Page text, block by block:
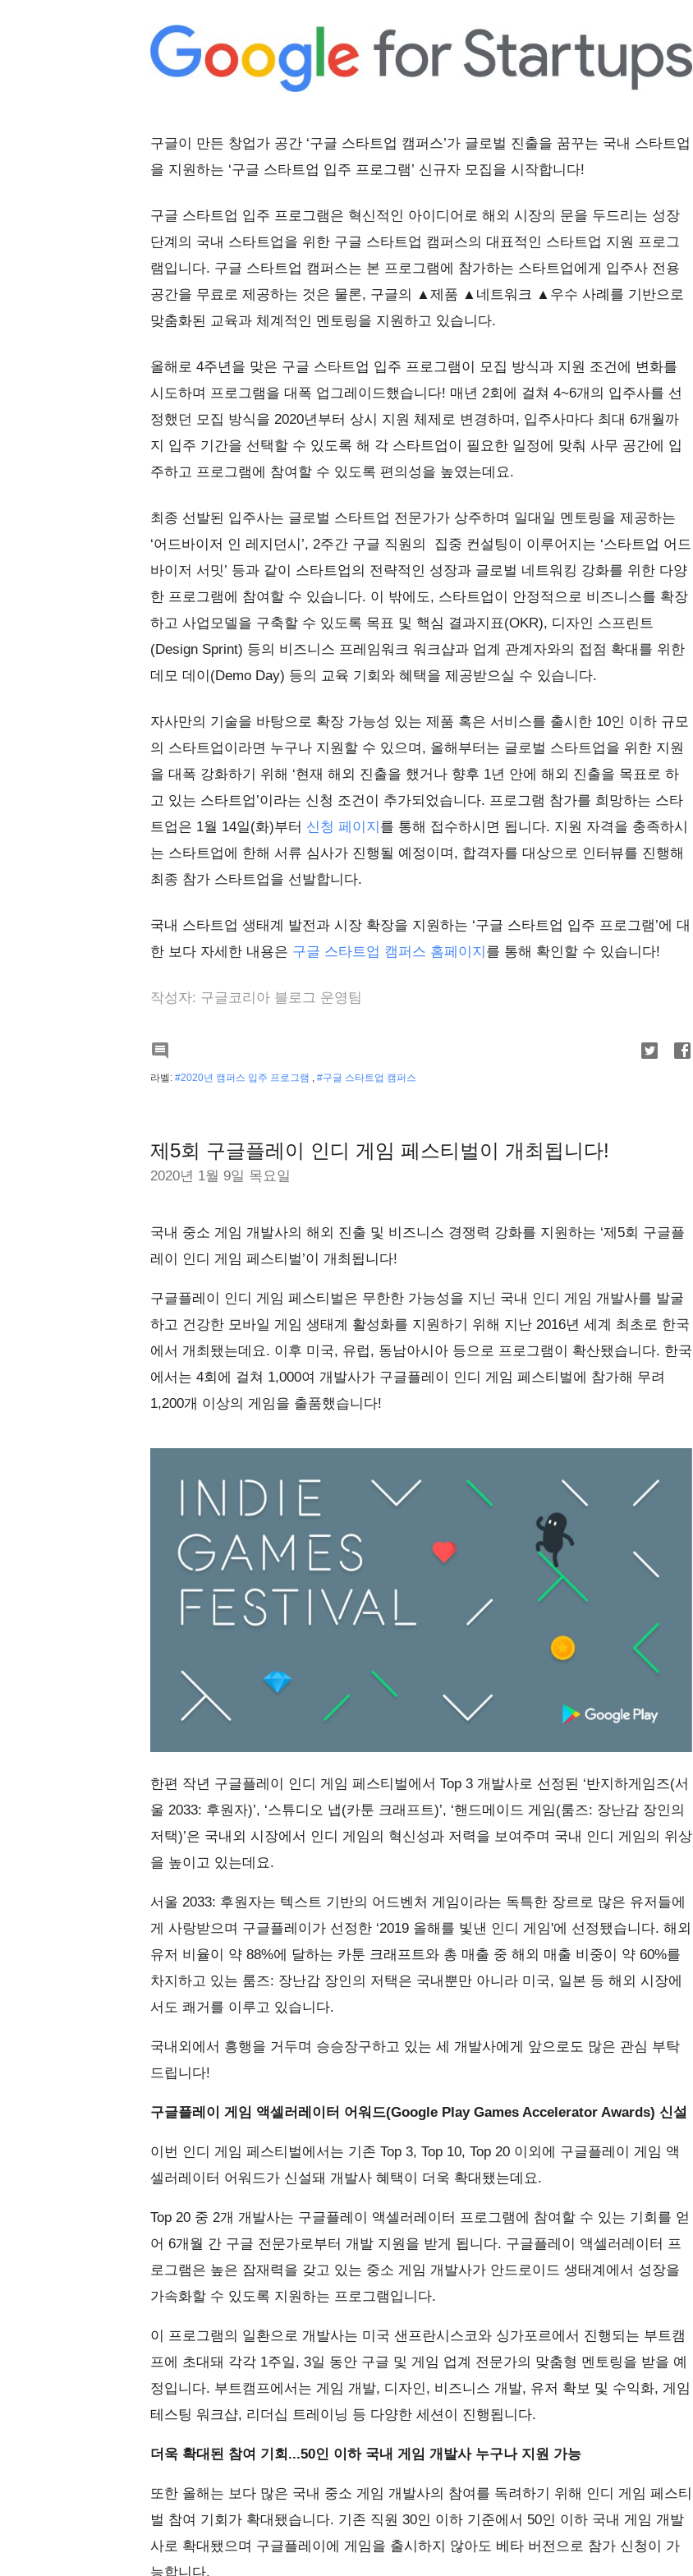
구글이 만든 창업가 공간 ‘구글 스타트업 캠퍼스’가 글로벌 진출을 꿈꾸는 국내 스타트업
을 지원하는 ‘구글 스타트업 입주 프로그램’ 신규자 모집을 시작합니다!
구글 스타트업 입주 프로그램은 혁신적인 아이디어로 해외 시장의 문을 두드리는 성장
단계의 국내 스타트업을 위한 구글 스타트업 캠퍼스의 대표적인 스타트업 지원 프로그
램입니다. 구글 스타트업 캠퍼스는 본 프로그램에 참가하는 스타트업에게 입주사 전용
공간을 무료로 제공하는 것은 물론, 구글의 ▲제품 ▲네트워크 ▲우수 사례를 기반으로
맞춤화된 교육과 체계적인 멘토링을 지원하고 있습니다.
올해로 4주년을 맞은 구글 스타트업 입주 프로그램이 모집 방식과 지원 조건에 변화를
시도하며 프로그램을 대폭 업그레이드했습니다! 매년 2회에 걸쳐 4~6개의 입주사를 선
정했던 모집 방식을 2020년부터 상시 지원 체제로 변경하며, 입주사마다 최대 6개월까
지 입주 기간을 선택할 수 있도록 해 각 스타트업이 필요한 일정에 맞춰 사무 공간에 입
주하고 프로그램에 참여할 수 있도록 편의성을 높였는데요.
최종 선발된 입주사는 글로벌 스타트업 전문가가 상주하며 일대일 멘토링을 제공하는
‘어드바이저 인 레지던시’, 2주간 구글 직원의 집중 컨설팅이 이루어지는 ‘스타트업 어드
바이저 서밋’ 등과 같이 스타트업의 전략적인 성장과 글로벌 네트워킹 강화를 위한 다양
한 프로그램에 참여할 수 있습니다. 이 밖에도, 스타트업이 안정적으로 비즈니스를 확장
하고 사업모델을 구축할 수 있도록 목표 및 핵심 결과지표(OKR), 디자인 스프린트
(Design Sprint) 등의 비즈니스 프레임워크 워크샵과 업계 관계자와의 접점 확대를 위한
데모 데이(Demo Day) 등의 교육 기회와 혜택을 제공받으실 수 있습니다.
자사만의 기술을 바탕으로 확장 가능성 있는 제품 혹은 서비스를 출시한 10인 이하 규모
의 스타트업이라면 누구나 지원할 수 있으며, 올해부터는 글로벌 스타트업을 위한 지원
을 대폭 강화하기 위해 ‘현재 해외 진출을 했거나 향후 1년 안에 해외 진출을 목표로 하
고 있는 스타트업’이라는 신청 조건이 추가되었습니다. 프로그램 참가를 희망하는 스타
트업은 1월 14일(화)부터 신청 페이지 를 통해 접수하시면 됩니다. 지원 자격을 충족하시
는 스타트업에 한해 서류 심사가 진행될 예정이며, 합격자를 대상으로 인터뷰를 진행해
최종 참가 스타트업을 선발합니다.
국내 스타트업 생태계 발전과 시장 확장을 지원하는 ‘구글 스타트업 입주 프로그램’에 대
한 보다 자세한 내용은 구글 스타트업 캠퍼스 홈페이지 를 통해 확인할 수 있습니다!
작성자: 구글코리아 블로그 운영팀

라벨: #2020년 캠퍼스 입주 프로그램 , #구글 스타트업 캠퍼스
제5회 구글플레이 인디 게임 페스티벌이 개최됩니다!
2020년 1월 9일 목요일
국내 중소 게임 개발사의 해외 진출 및 비즈니스 경쟁력 강화를 지원하는 ‘제5회 구글플
레이 인디 게임 페스티벌’이 개최됩니다!
구글플레이 인디 게임 페스티벌은 무한한 가능성을 지닌 국내 인디 게임 개발사를 발굴
하고 건강한 모바일 게임 생태계 활성화를 지원하기 위해 지난 2016년 세계 최초로 한국
에서 개최됐는데요. 이후 미국, 유럽, 동남아시아 등으로 프로그램이 확산됐습니다. 한국
에서는 4회에 걸쳐 1,000여 개발사가 구글플레이 인디 게임 페스티벌에 참가해 무려
1,200개 이상의 게임을 출품했습니다!
한편 작년 구글플레이 인디 게임 페스티벌에서 Top 3 개발사로 선정된 ‘반지하게임즈(서
울 2033: 후원자)’, ‘스튜디오 냅(카툰 크래프트)’, ‘핸드메이드 게임(룸즈: 장난감 장인의
저택)’은 국내외 시장에서 인디 게임의 혁신성과 저력을 보여주며 국내 인디 게임의 위상
을 높이고 있는데요.
서울 2033: 후원자는 텍스트 기반의 어드벤처 게임이라는 독특한 장르로 많은 유저들에
게 사랑받으며 구글플레이가 선정한 ‘2019 올해를 빛낸 인디 게임'에 선정됐습니다. 해외
유저 비율이 약 88%에 달하는 카툰 크래프트와 총 매출 중 해외 매출 비중이 약 60%를
차지하고 있는 룸즈: 장난감 장인의 저택은 국내뿐만 아니라 미국, 일본 등 해외 시장에
서도 쾌거를 이루고 있습니다.
국내외에서 흥행을 거두며 승승장구하고 있는 세 개발사에게 앞으로도 많은 관심 부탁
드립니다!
구글플레이 게임 액셀러레이터 어워드(Google Play Games Accelerator Awards) 신설
이번 인디 게임 페스티벌에서는 기존 Top 3, Top 10, Top 20 이외에 구글플레이 게임 액
셀러레이터 어워드가 신설돼 개발사 혜택이 더욱 확대됐는데요.
Top 20 중 2개 개발사는 구글플레이 액셀러레이터 프로그램에 참여할 수 있는 기회를 얻
어 6개월 간 구글 전문가로부터 개발 지원을 받게 됩니다. 구글플레이 액셀러레이터 프
로그램은 높은 잠재력을 갖고 있는 중소 게임 개발사가 안드로이드 생태계에서 성장을
가속화할 수 있도록 지원하는 프로그램입니다.
이 프로그램의 일환으로 개발사는 미국 샌프란시스코와 싱가포르에서 진행되는 부트캠
프에 초대돼 각각 1주일, 3일 동안 구글 및 게임 업계 전문가의 맞춤형 멘토링을 받을 예
정입니다. 부트캠프에서는 게임 개발, 디자인, 비즈니스 개발, 유저 확보 및 수익화, 게임
테스팅 워크샵, 리더십 트레이닝 등 다양한 세션이 진행됩니다.
더욱 확대된 참여 기회...50인 이하 국내 게임 개발사 누구나 지원 가능
또한 올해는 보다 많은 국내 중소 게임 개발사의 참여를 독려하기 위해 인디 게임 페스티
벌 참여 기회가 확대됐습니다. 기존 직원 30인 이하 기준에서 50인 이하 국내 게임 개발
사로 확대됐으며 구글플레이에 게임을 출시하지 않아도 베타 버전으로 참가 신청이 가
능합니다.